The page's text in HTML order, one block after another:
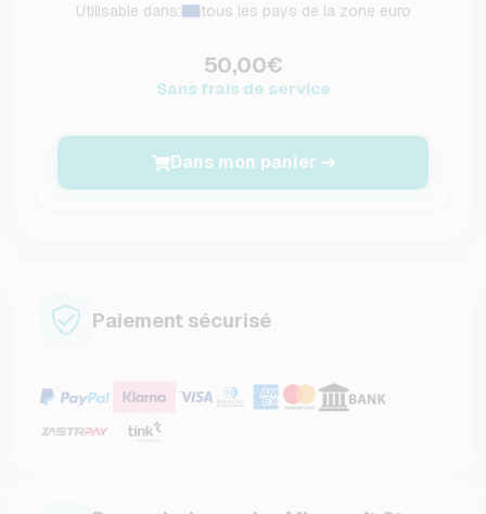
Utilisable dans: tous les pays de la zone euro
50,00€
Sans frais de service
Dans mon panier
Paiement sécurisé